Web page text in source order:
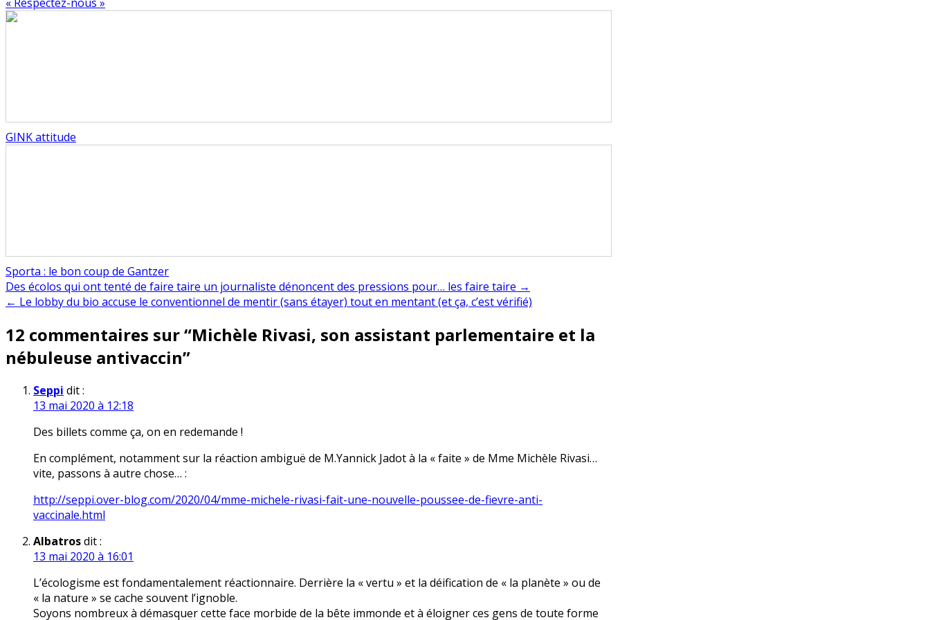
GINK attitude
Sporta : le bon coup de Gantzer
Navigation
de
l’article
Des écolos qui ont tenté de faire taire un journaliste dénoncent des pressions pour… les faire taire →
← Le lobby du bio accuse le conventionnel de mentir (sans étayer) tout en mentant (et ça, c’est vérifié)
12 commentaires sur “Michèle Rivasi, son assistant parlementaire et la
nébuleuse antivaccin”
Seppi dit :
13 mai 2020 à 12:18
Des billets comme ça, on en redemande !
En complément, notamment sur la réaction ambiguë de M.Yannick Jadot à la « faite » de Mme Michèle Rivasi…
vite, passons à autre chose… :
http://seppi.over-blog.com/2020/04/mme-michele-rivasi-fait-une-nouvelle-poussee-de-fievre-anti-
vaccinale.html
Albatrosdit :
13 mai 2020 à 16:01
L’écologisme est fondamentalement réactionnaire. Derrière la « vertu » et la déification de « la planète » ou de
« la nature » se cache souvent l’ignoble.
Soyons nombreux à démasquer cette face morbide de la bête immonde et à éloigner ces gens de toute forme